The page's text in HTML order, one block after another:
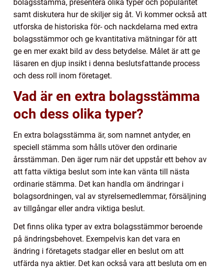
bolagsstämma, presentera olika typer och popularitet
samt diskutera hur de skiljer sig åt. Vi kommer också att
utforska de historiska för- och nackdelarna med extra
bolagsstämmor och ge kvantitativa mätningar för att
ge en mer exakt bild av dess betydelse. Målet är att ge
läsaren en djup insikt i denna beslutsfattande process
och dess roll inom företaget.
Vad är en extra bolagsstämma
och dess olika typer?
En extra bolagsstämma är, som namnet antyder, en
speciell stämma som hålls utöver den ordinarie
årsstämman. Den äger rum när det uppstår ett behov av
att fatta viktiga beslut som inte kan vänta till nästa
ordinarie stämma. Det kan handla om ändringar i
bolagsordningen, val av styrelsemedlemmar, försäljning
av tillgångar eller andra viktiga beslut.
Det finns olika typer av extra bolagsstämmor beroende
på ändringsbehovet. Exempelvis kan det vara en
ändring i företagets stadgar eller en beslut om att
utfärda nya aktier. Det kan också vara att besluta om en